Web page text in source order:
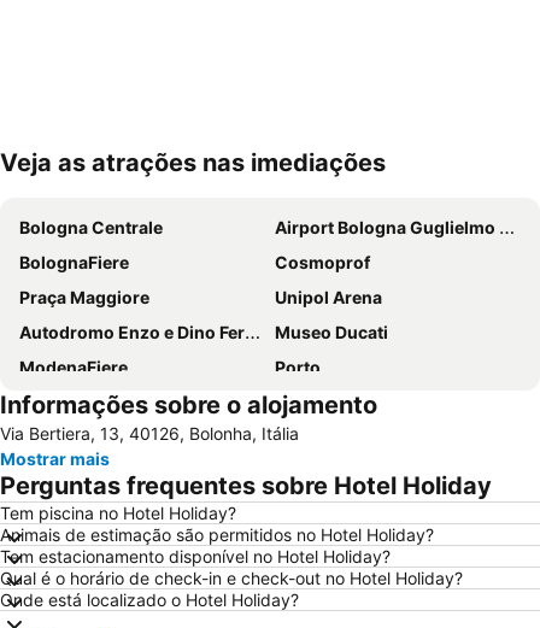
Ampliar mapa
Veja as atrações nas imediações
Bologna Centrale
Airport Bologna Guglielmo Marconi
BolognaFiere
Cosmoprof
Praça Maggiore
Unipol Arena
Autodromo Enzo e Dino Ferrari
Museo Ducati
ModenaFiere
Porto
Autostazione
Fontana del Nettuno
MAMbo Museo d'Arte Moderna di Bologna
Saragozza
Santuario della Madonna di San Luca
Basílica de São Petrônio
Fiera di Santa Lucia
Book in Modena
Castello Estense
San Donato
Pilastro
San Giminiano's festival
Informações sobre o alojamento
Via Bertiera, 13, 40126, Bolonha, Itália
Mostrar mais
Perguntas frequentes sobre Hotel Holiday
Tem piscina no Hotel Holiday?
Animais de estimação são permitidos no Hotel Holiday?
Tem estacionamento disponível no Hotel Holiday?
Qual é o horário de check-in e check-out no Hotel Holiday?
Onde está localizado o Hotel Holiday?